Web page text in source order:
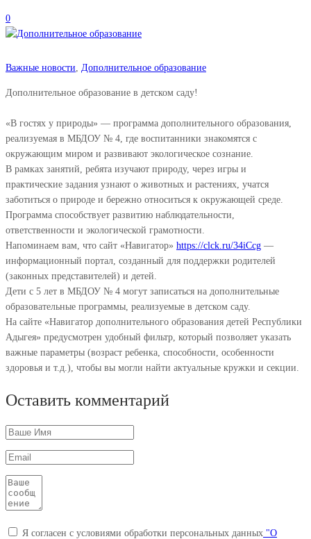
0
Важные новости Дополнительное образование
Дополнительное образование в детском саду!
«В гостях у природы» — программа дополнительного образования,
реализуемая в МБДОУ № 4, где воспитанники знакомятся с
окружающим миром и развивают экологическое сознание.
В рамках занятий, ребята изучают природу, через игры и
практические задания узнают о животных и растениях, учатся
заботиться о природе и бережно относиться к окружающей среде.
Программа способствует развитию наблюдательности,
ответственности и экологической грамотности.
Напоминаем вам, что сайт «Навигатор» https://clck.ru/34iCcg —
информационный портал, созданный для поддержки родителей
(законных представителей) и детей.
Дети с 5 лет в МБДОУ № 4 могут записаться на дополнительные
образовательные программы, реализуемые в детском саду.
На сайте «Навигатор дополнительного образования детей Республики
Адыгея» предусмотрен удобный фильтр, который позволяет указать
важные параметры (возраст ребенка, способности, особенности
здоровья и т.д.), чтобы вы могли найти актуальные кружки и секции.
Оставить комментарий
Я согласен с условиями обработки персональных данных "О